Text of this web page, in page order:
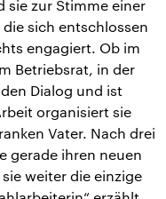
sie zur Stimme einer
sich entschlossen
engagiert. Ob im
Betriebsrat, in der
Dialog und ist
organisiert sie
Vater. Nach drei
gerade ihren neuen
weiter die einzige